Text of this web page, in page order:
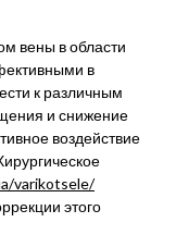
вены в области
в
к различным
и снижение
воздействие
varikotsele/
этого